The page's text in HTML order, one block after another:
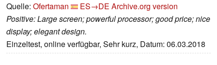
Quelle: Ofertaman ES→DE Archive.org version
Positive: Large screen; powerful processor; good price; nice
display; elegant design.
Einzeltest, online verfügbar, Sehr kurz, Datum: 06.03.2018